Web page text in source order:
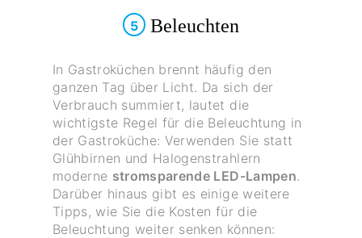
5 Beleuchten
In Gastroküchen brennt häufig den
ganzen Tag über Licht. Da sich der
Verbrauch summiert, lautet die
wichtigste Regel für die Beleuchtung in
der Gastroküche: Verwenden Sie statt
Glühbirnen und Halogenstrahlern
moderne stromsparende LED-Lampen.
Darüber hinaus gibt es einige weitere
Tipps, wie Sie die Kosten für die
Beleuchtung weiter senken können: